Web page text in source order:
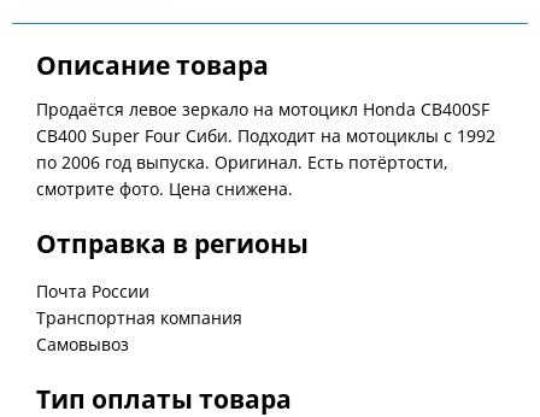
Описание товара
Продаётся левое зеркало на мотоцикл Honda CB400SF
CB400 Super Four Сиби. Подходит на мотоциклы с 1992
по 2006 год выпуска. Оригинал. Есть потёртости,
смотрите фото. Цена снижена.
Отправка в регионы
Почта России
Транспортная компания
Самовывоз
Тип оплаты товара